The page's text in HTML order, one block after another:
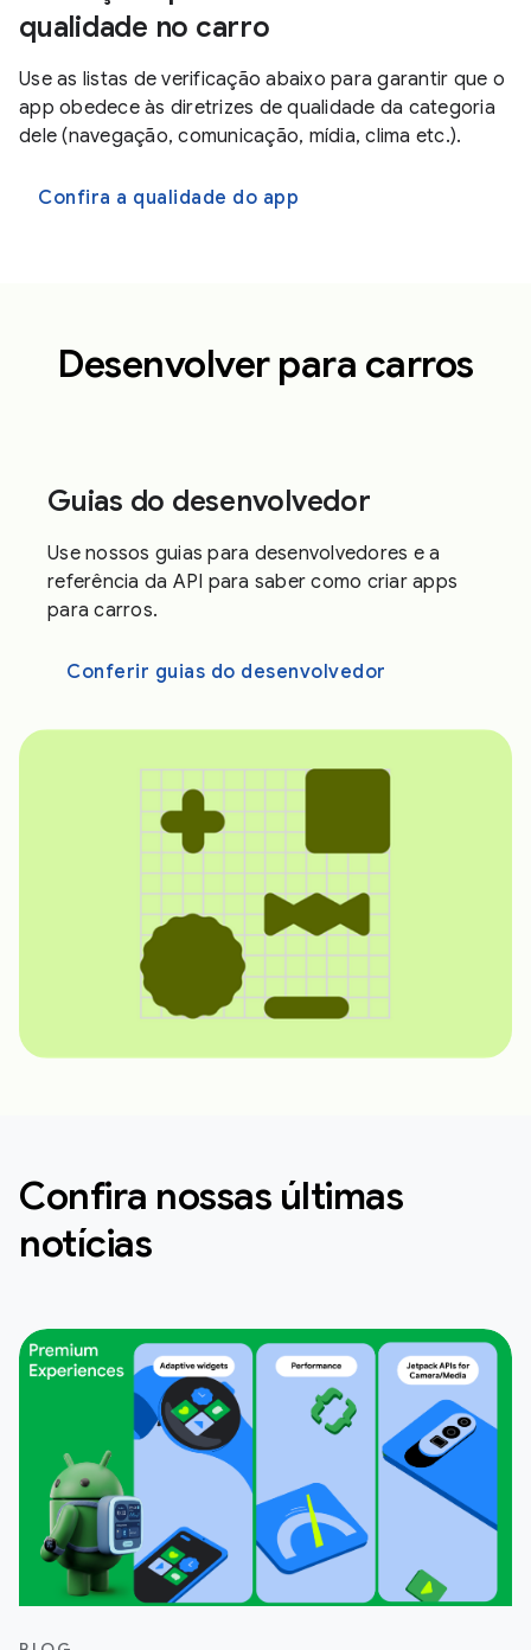
qualidade no carro
Use as listas de verificação abaixo para garantir que o
app obedece às diretrizes de qualidade da categoria
dele (navegação, comunicação, mídia, clima etc.).
Confira a qualidade do app
Desenvolver para carros
Guias do desenvolvedor
Use nossos guias para desenvolvedores e a
referência da API para saber como criar apps
para carros.
Conferir guias do desenvolvedor
Confira nossas últimas
notícias